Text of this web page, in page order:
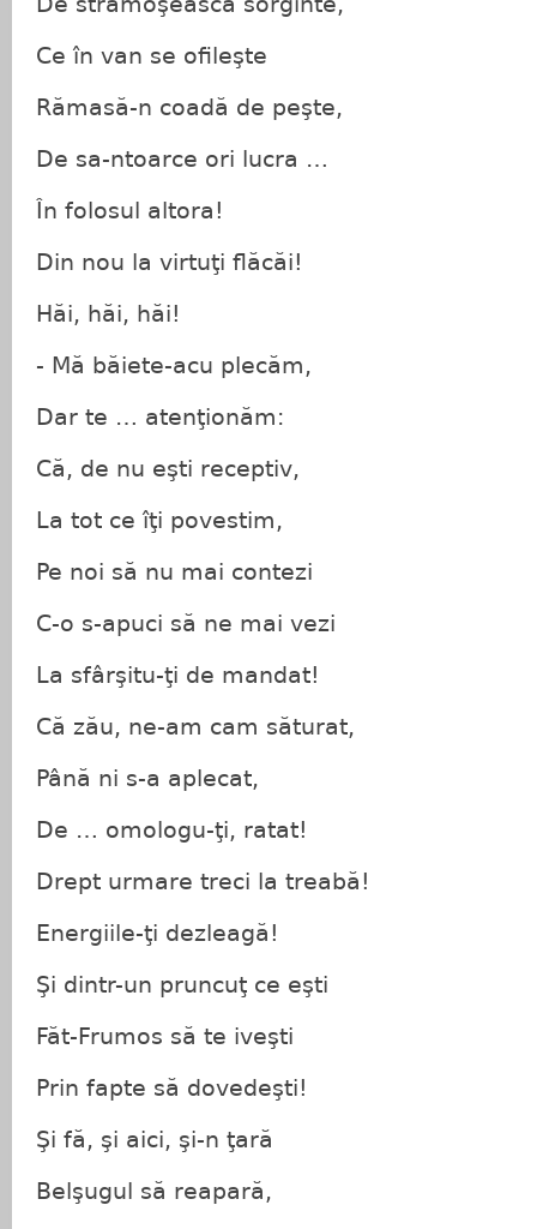
Ce în van se ofileşte
Rămasă-n coadă de peşte,
De sa-ntoarce ori lucra …
În folosul altora!
Din nou la virtuţi flăcăi!
Hăi, hăi, hăi!
- Mă băiete-acu plecăm,
Dar te … atenţionăm:
Că, de nu eşti receptiv,
La tot ce îţi povestim,
Pe noi să nu mai contezi
C-o s-apuci să ne mai vezi
La sfârşitu-ţi de mandat!
Că zău, ne-am cam săturat,
Până ni s-a aplecat,
De … omologu-ţi, ratat!
Drept urmare treci la treabă!
Energiile-ţi dezleagă!
Şi dintr-un pruncuţ ce eşti
Făt-Frumos să te iveşti
Prin fapte să dovedeşti!
Şi fă, şi aici, şi-n ţară
Belşugul să reapară,